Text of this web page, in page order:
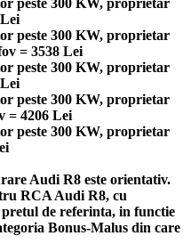
peste 300 KW, proprietar
= 3538 Lei
peste 300 KW, proprietar
peste 300 KW, proprietar
= 4206 Lei
peste 300 KW, proprietar
Audi R8 este orientativ.
RCA Audi R8, cu
de referinta, in functie
Bonus-Malus din care